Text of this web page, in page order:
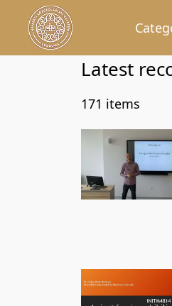
Latest
171 items